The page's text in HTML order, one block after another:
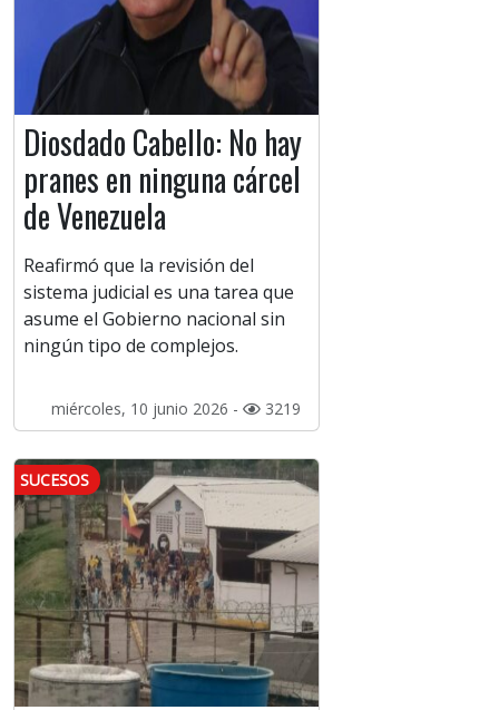
Diosdado Cabello: No hay
pranes en ninguna cárcel
de Venezuela
Reafirmó que la revisión del
sistema judicial es una tarea que
asume el Gobierno nacional sin
ningún tipo de complejos.
miércoles, 10 junio 2026 - 3219
SUCESOS